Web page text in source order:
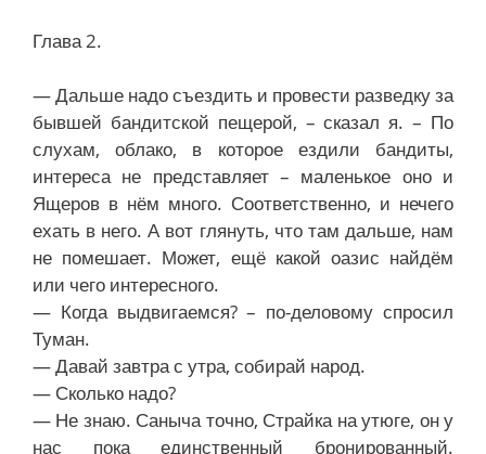
Глава 2.
— Дальше надо съездить и провести разведку за
бывшей бандитской пещерой, – сказал я. – По
слухам, облако, в которое ездили бандиты,
интереса не представляет – маленькое оно и
Ящеров в нём много. Соответственно, и нечего
ехать в него. А вот глянуть, что там дальше, нам
не помешает. Может, ещё какой оазис найдём
или чего интересного.
— Когда выдвигаемся? – по-деловому спросил
Туман.
— Давай завтра с утра, собирай народ.
— Сколько надо?
— Не знаю. Саныча точно, Страйка на утюге, он у
нас пока единственный бронированный.